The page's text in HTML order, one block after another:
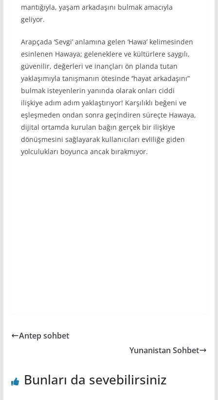
mantığıyla, yaşam arkadaşını bulmak amacıyla
geliyor.
Arapçada ‘Sevgi’ anlamına gelen ‘Hawa’ kelimesinden
esinlenen Hawaya; geleneklere ve kültürlere saygılı,
güvenilir, değerleri ve inançları ön planda tutan
yaklaşımıyla tanışmanın ötesinde ‘’hayat arkadaşını”
bulmak isteyenlerin yanında olarak onları ciddi
ilişkiye adım adım yaklaştırıyor! Karşılıklı beğeni ve
eşleşmeden ondan sonra geçindiren süreçte Hawaya,
dijital ortamda kurulan bağın gerçek bir ilişkiye
dönüşmesini sağlayarak kullanıcıları evliliğe giden
yolculukları boyunca ancak bırakmıyor.
Antep sohbet
Yunanistan Sohbet
Bunları da sevebilirsiniz